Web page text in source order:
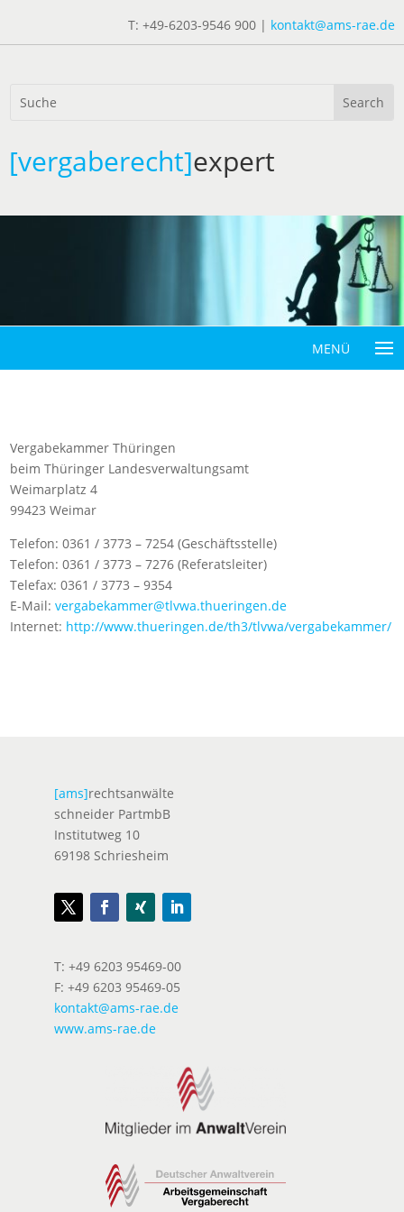
T: +49-6203-9546 900 | kontakt@ams-rae.de
[vergaberecht]expert
Vergabekammer Thüringen
beim Thüringer Landesverwaltungsamt
Weimarplatz 4
99423 Weimar
Telefon: 0361 / 3773 – 7254 (Geschäftsstelle)
Telefon: 0361 / 3773 – 7276 (Referatsleiter)
Telefax: 0361 / 3773 – 9354
E-Mail:vergabekammer@tlvwa.thueringen.de
Internet: http://www.thueringen.de/th3/tlvwa/vergabekammer/
[ams]rechtsanwälte
schneider PartmbB
Institutweg 10
69198 Schriesheim
T: +49 6203 95469-00
F: +49 6203 95469-05
kontakt@ams-rae.de
www.ams-rae.de